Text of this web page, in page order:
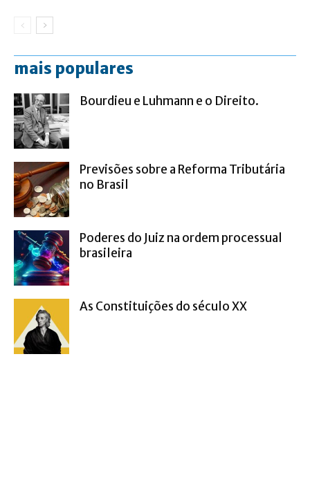
mais populares
Bourdieu e Luhmann e o Direito.
Previsões sobre a Reforma Tributária
no Brasil
Poderes do Juiz na ordem processual
brasileira
As Constituições do século XX